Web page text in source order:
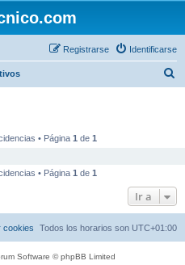
Identificarse
Registrarse
• Página 1 de 1
• Página 1 de 1
Ir a
Todos los horarios son UTC+01:00
cookies
Software © phpBB Limited